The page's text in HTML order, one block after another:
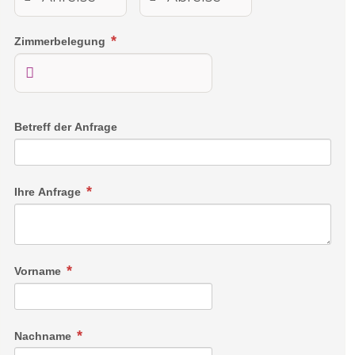
Flachbildfernseher, Telefon, Radio, Safe, Kaffee- und
ebenso, wie ein Duschbad mit Rainshower, Fön,
beleuchtetem Kosmetikspiegel, einem kuscheligen
Bademantel und weichen Slippern. Ein
Zimmerpreis bereits enthalten.
Maximalbelegung:
Zimmerbelegung
Betreff der Anfrage
Ihre Anfrage
Vorname
Nachname